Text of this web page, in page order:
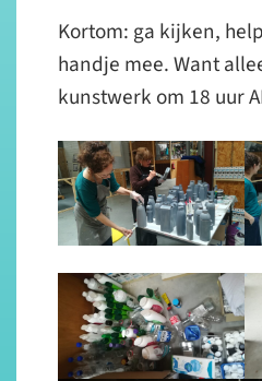
Kortom: ga kijken,
handje mee. Want
kunstwerk om 18 uur